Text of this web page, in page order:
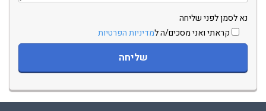
נא לסמן לפני שליחה
קראתי ואני מסכים/ה למדיניות הפרטיות